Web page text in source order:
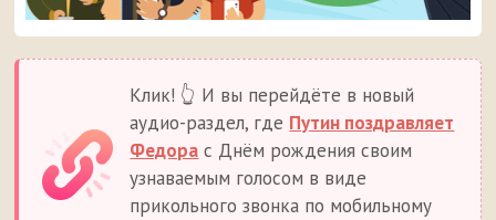
Клик! 👆 И вы перейдёте в новый
аудио-раздел, где Путин поздравляет
Федора с Днём рождения своим
узнаваемым голосом в виде
прикольного звонка по мобильному